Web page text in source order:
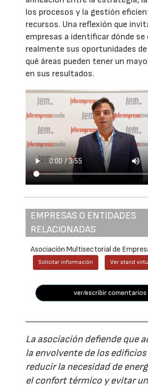
los procesos y la gestión
recursos. Una reflexión que
empresas a identificar dónde
realmente sus oportunidades
qué áreas pueden tener un
en sus resultados.
EMPRESAS O ENTIDADES
RELACIONADAS
Asociación Multisectorial de
Solicitar información Ver stand
ver/escribir comentarios
La asociación defiende que
la envolvente de los
reducir la necesidad de
el confort térmico y evitar